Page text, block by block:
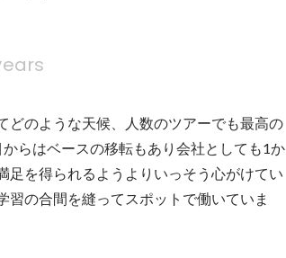
どのような天候、人数のツアーでも最高の
らはベースの移転もあり会社としても1か
足を得られるようよりいっそう心がけてい
習の合間を縫ってスポットで働いていま